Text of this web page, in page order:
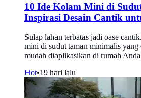
10 Ide Kolam Mini di
Inspirasi Desain Cantik
Sulap lahan terbatas jadi oase
mini di sudut taman minimalis yang
mudah diaplikasikan di rumah
Hot•19 hari lalu